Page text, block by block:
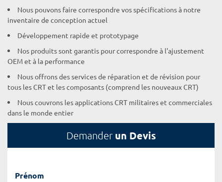
Nous pouvons faire correspondre vos spécifications à notre
inventaire de conception actuel
Développement rapide et prototypage
Nos produits sont garantis pour correspondre à l'ajustement
OEM et à la performance
Nous offrons des services de réparation et de révision pour
tous les CRT et les composants (comprend les nouveaux CRT)
Nous couvrons les applications CRT militaires et commerciales
dans le monde entier
Demander un Devis
Prénom